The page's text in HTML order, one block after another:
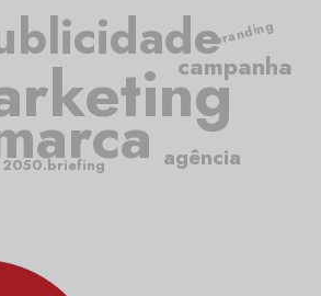
campanha
agência
2050.briefing
branding